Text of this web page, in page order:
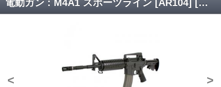
電動ガン : M4A1 スポーツライン [AR104] [取寄]
< >